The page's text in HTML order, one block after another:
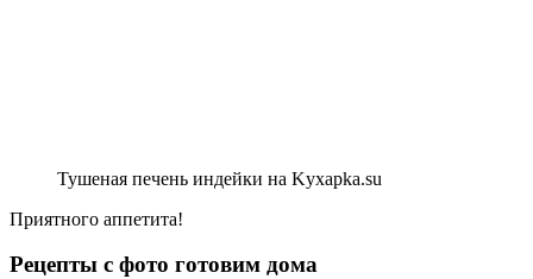
Тушеная печень индейки на Kyxapka.su
Приятного аппетита!
Рецепты с фото готовим дома